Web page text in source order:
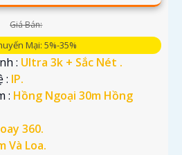
Giá Bán:
Mại: 5%-35%
: Ultra 3k + Sắc Nét .
: IP.
: Hồng Ngoại 30m Hồng
360.
Và Loa.